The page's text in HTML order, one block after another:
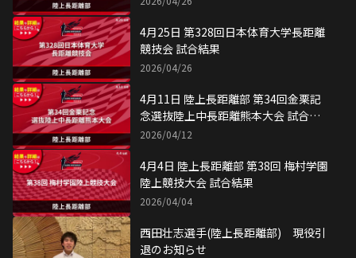
4月25日 第328回日本体育大学長距離
競技会 試合結果
2026/04/26
4月11日 陸上長距離部 第34回金栗記
念選抜陸上中長距離熊本大会 試合結
果
2026/04/12
4月4日 陸上長距離部 第38回 梅村学園
陸上競技大会 試合結果
2026/04/04
西田壮志選手(陸上長距離部) 現役引
退のお知らせ